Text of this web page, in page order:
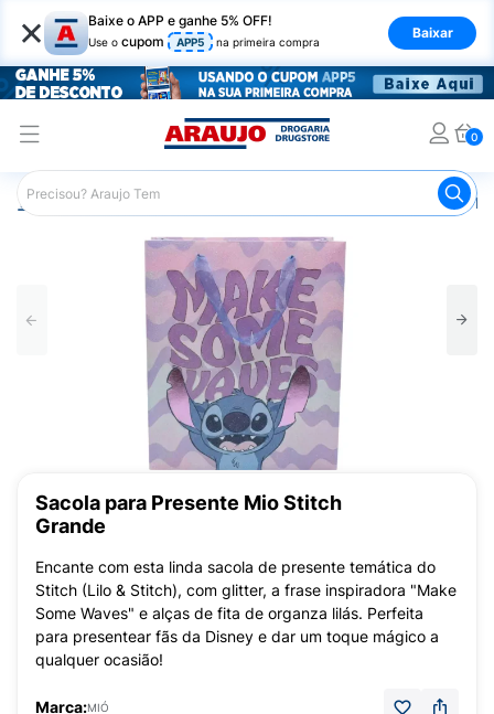
× Baixe o APP e ganhe 5% OFF!
Use o cupom APP5 na primeira compra
Baixar
0
Araujo Mercado Sacola para
Sacola para Presente Mio Stitch
Grande
Encante com esta linda sacola de presente temática do
Stitch (Lilo & Stitch), com glitter, a frase inspiradora "Make
Some Waves" e alças de fita de organza lilás. Perfeita
para presentear fãs da Disney e dar um toque mágico a
qualquer ocasião!
Marca:MIÓ